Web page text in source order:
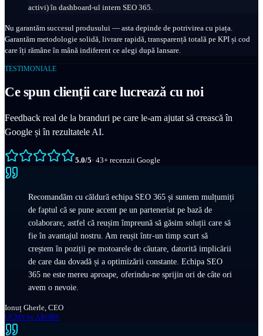
activi) în dashboard-ul intern SEO 365.
Nu garantăm succesul produsului — asta depinde de potrivirea cu piața.
Garantăm metodologie solidă, livrare rapidă, transparență totală pe KPI și cod
care îți rămâne în mână indiferent ce alegi după lansare.
TESTIMONIALE
Ce spun clienții care lucrează cu noi
Feedback real de la branduri pe care le-am ajutat să crească în
Google și în rezultatele AI.
5.0/5· 43+ recenzii Google
Recomandăm cu căldură echipa SEO 365 și suntem mulțumiți
de faptul că se pune accent pe un parteneriat pe bază de
colaborare, astfel că reușim împreună să găsim soluții care să
fie în avantajul nostru. Am reușit într-un timp scurt să
creștem în poziții pe motoarele de căutare, datorită implicării
de care dau dovadă și a optimizării constante. Echipa SEO
365 ne este mereu aproape, oferindu-ne sprijin ori de câte ori
avem o nevoie.
Ionuț Gherle, CEO
UCMS by AROBS